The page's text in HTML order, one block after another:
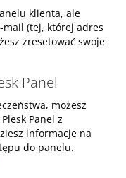
klienta, ale
mail (tej, której adres
zresetować swoje
Panel
możesz
Panel z
informacje na
do panelu.